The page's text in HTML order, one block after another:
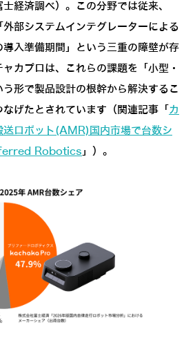
経済調べ）。この分野では従来、
外部システムインテグレーターによる
入準備期間」という三重の障壁が存
カプロは、これらの課題を「小型・
形で製品設計の根幹から解決するこ
げたとされています（関連記事「 カ
送ロボット(AMR)国内市場で台数シ
Robotics 」）。